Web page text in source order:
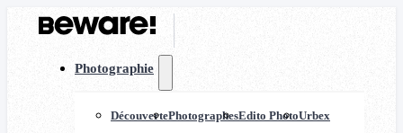
Photographie
DécouvertePhotographesEdito PhotoUrbex